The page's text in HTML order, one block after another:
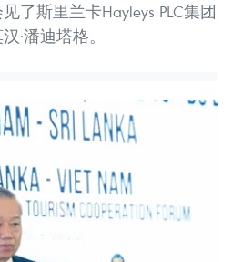
了斯里兰卡Hayleys PLC集团
·潘迪塔格。